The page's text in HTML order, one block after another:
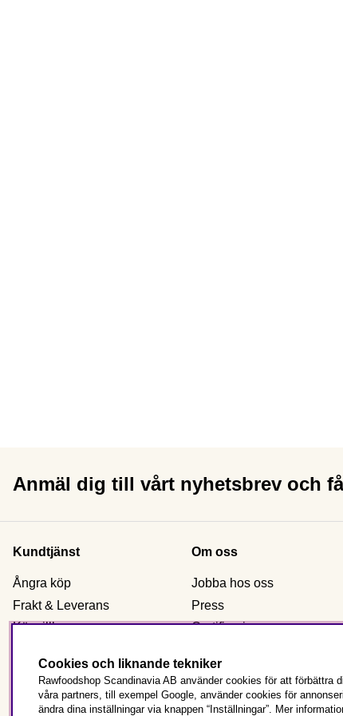
Anmäl dig till vårt nyhetsbrev och
Kundtjänst
Ångra köp
Frakt & Leverans
Köpvillkor
Kontakta oss
Beställ som företag
Om oss
Jobba hos oss
Press
Certificering
Våra butiker
Cookies och liknande tekniker
Rawfoodshop Scandinavia AB använder cookies för att
våra partners, till exempel Google, använder cookies för
ändra dina inställningar via knappen “Inställningar”. Mer